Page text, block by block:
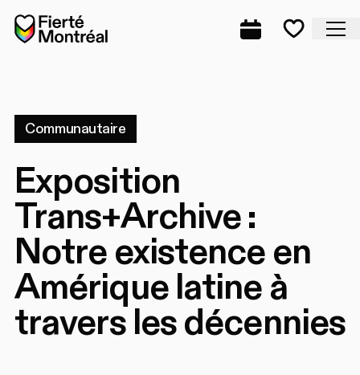
Aller à la navigation
Aller à la navigation
Aller au contenu
Accueil
Mes
Communautaire
Exposition
Trans+Archive :
Notre existence en
Amérique latine à
travers les décennies